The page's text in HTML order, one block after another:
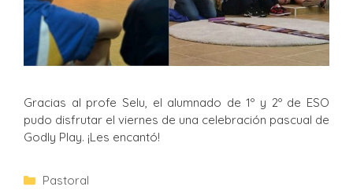
Gracias al profe Selu, el alumnado de 1º y 2º de ESO
pudo disfrutar el viernes de una celebración pascual de
Godly Play. ¡Les encantó!
Pastoral